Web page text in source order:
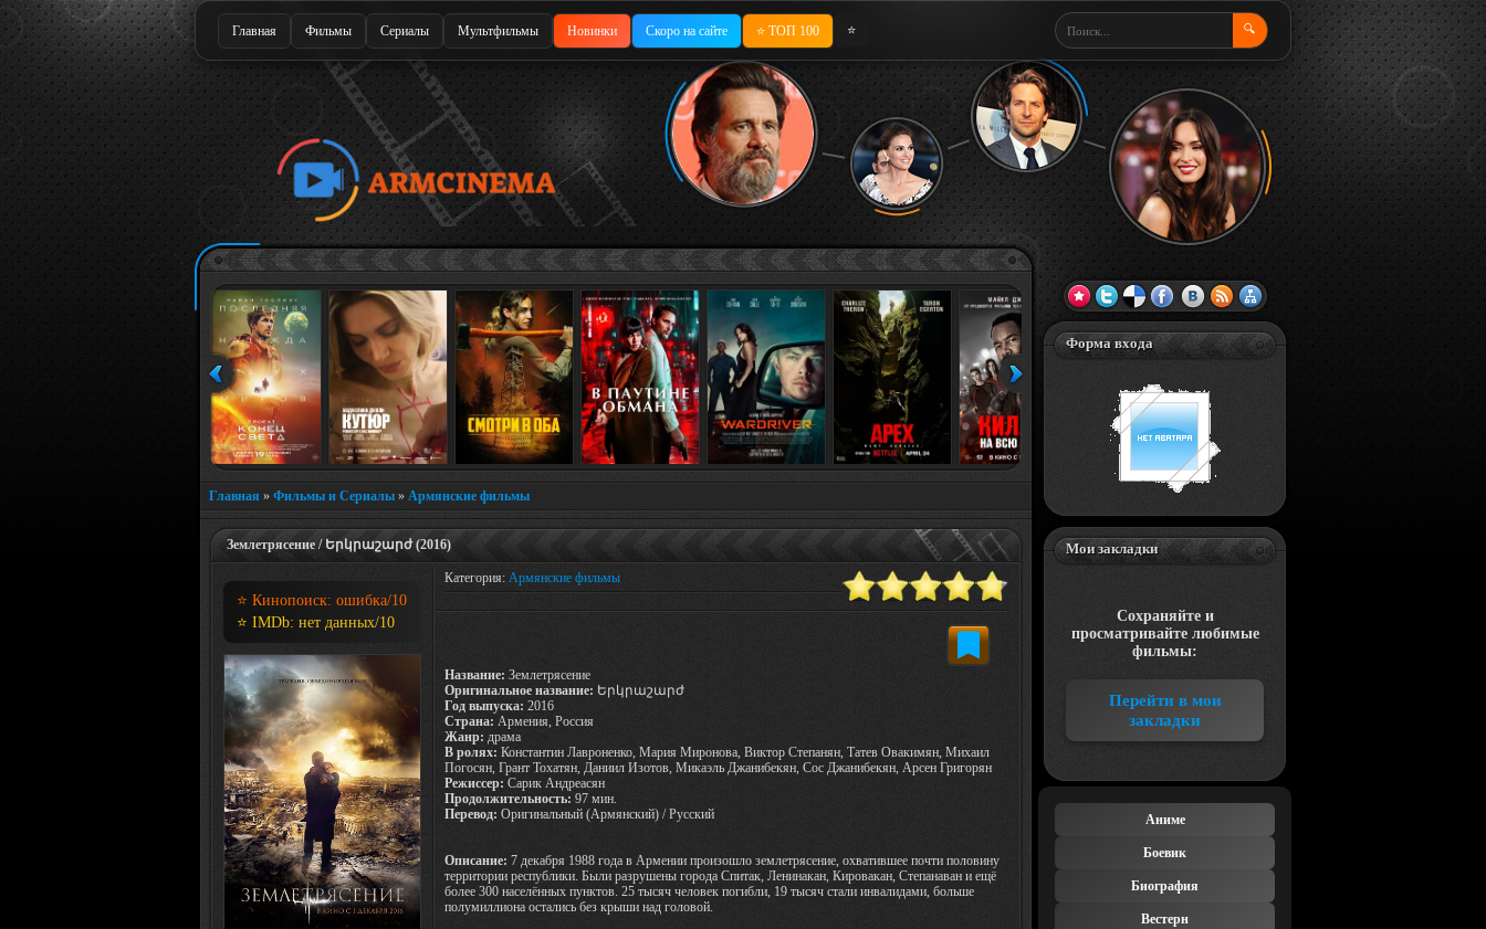
Главная Фильмы Сериалы Мультфильмы Новинки Скоро на сайте ⭐ ТОП 100 ⭐ 🔍
Главная » Фильмы и Сериалы » Армянские фильмы
Землетрясение / Երկրաշարժ (2016)
⭐ Кинопоиск: ошибка/10
⭐ IMDb: нет данных/10
Категория: Армянские фильмы
Название: Землетрясение
Оригинальное название: Երկրաշարժ
Год выпуска: 2016
Страна: Армения, Россия
Жанр: драма
В ролях: Константин Лавроненко, Мария Миронова, Виктор Степанян, Татев Овакимян, Михаил
Погосян, Грант Тохатян, Даниил Изотов, Микаэль Джанибекян, Сос Джанибекян, Арсен Григорян
Режиссер: Сарик Андреасян
Продолжительность: 97 мин.
Перевод: Оригинальный (Армянский) / Русский
Описание: 7 декабря 1988 года в Армении произошло землетрясение, охватившее почти половину
территории республики. Были разрушены города Спитак, Ленинакан, Кировакан, Степанаван и ещё
более 300 населённых пунктов. 25 тысяч человек погибли, 19 тысяч стали инвалидами, больше
полумиллиона остались без крыши над головой.
Форма входа
Мои закладки
Сохраняйте и
просматривайте любимые
фильмы:
Перейти в мои
закладки
Аниме
Боевик
Биография
Вестерн